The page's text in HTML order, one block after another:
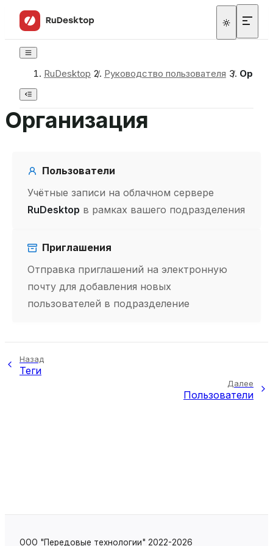
RuDesktop / Руководство пользователя /
Организация
Пользователи
Учётные записи на облачном сервере
RuDesktop в рамках вашего подразделения
Приглашения
Отправка приглашений на электронную
почту для добавления новых
пользователей в подразделение
Назад
Теги
Далее
Пользователи
ООО "Передовые технологии" 2022-2026